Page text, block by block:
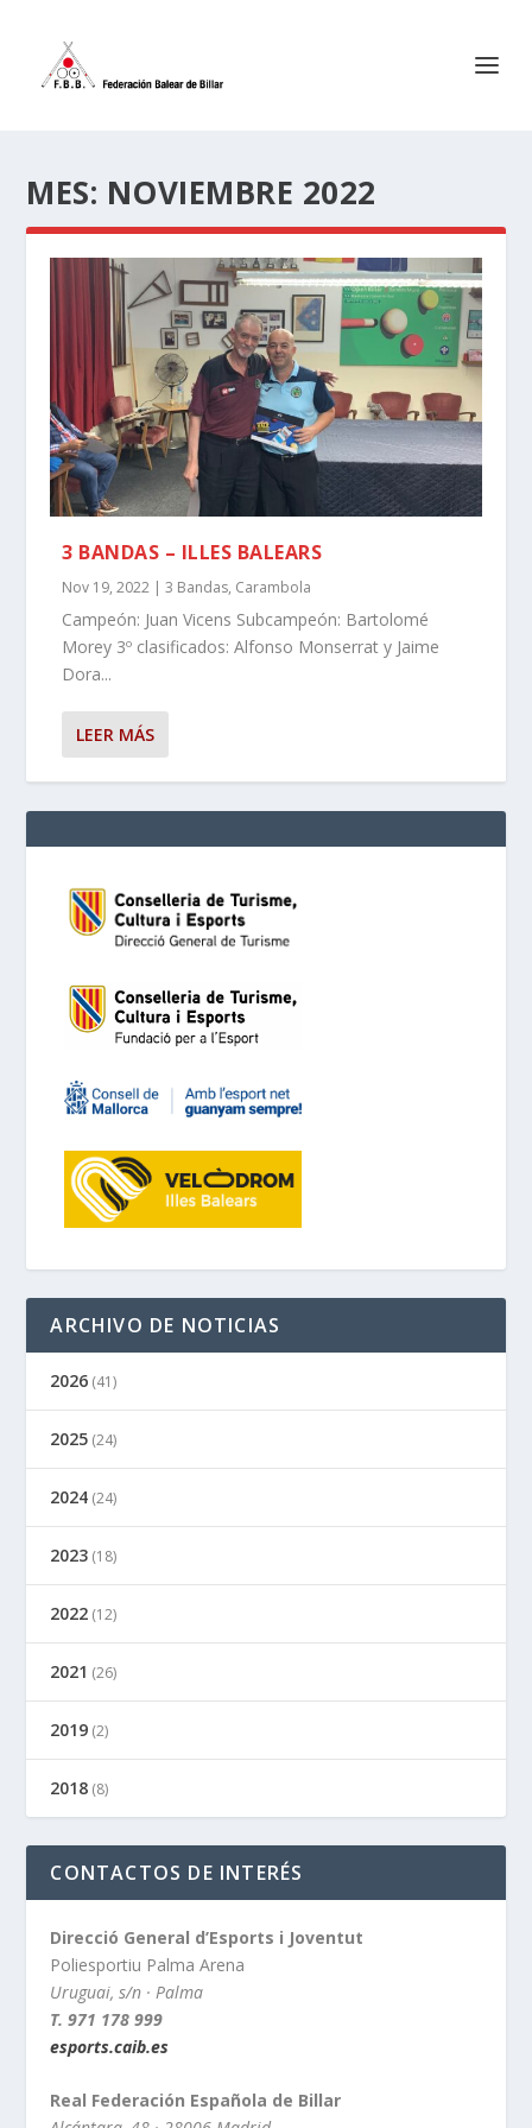
MES: NOVIEMBRE 2022
3 BANDAS – ILLES BALEARS
Nov 19, 2022 |3 Bandas, Carambola
Campeón: Juan Vicens Subcampeón: Bartolomé
Morey 3º clasificados: Alfonso Monserrat y Jaime
Dora...
LEER MÁS
ARCHIVO DE NOTICIAS
2026 (41)
2025 (24)
2024 (24)
2023 (18)
2022 (12)
2021 (26)
2019 (2)
2018 (8)
CONTACTOS DE INTERÉS
Direcció General d’Esports i Joventut
Poliesportiu Palma Arena
Uruguai, s/n · Palma
T. 971 178 999
esports.caib.es
Real Federación Española de Billar